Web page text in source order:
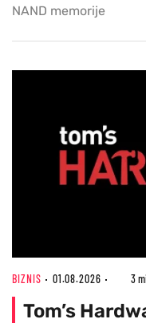
NAND memorije
BIZNIS 01.08.2026 3
Tom’s